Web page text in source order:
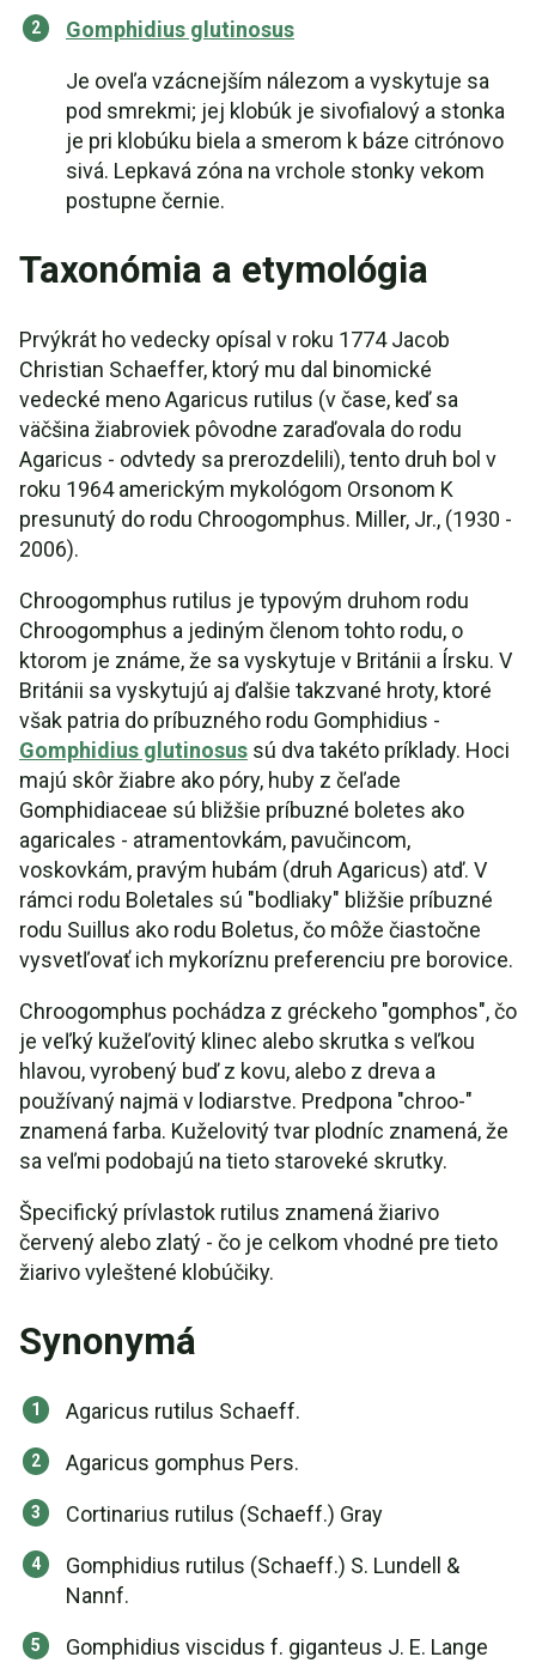
Gomphidius glutinosus
Je oveľa vzácnejším nálezom a vyskytuje sa
pod smrekmi; jej klobúk je sivofialový a stonka
je pri klobúku biela a smerom k báze citrónovo
sivá. Lepkavá zóna na vrchole stonky vekom
postupne černie.
Taxonómia a etymológia
Prvýkrát ho vedecky opísal v roku 1774 Jacob
Christian Schaeffer, ktorý mu dal binomické
vedecké meno Agaricus rutilus (v čase, keď sa
väčšina žiabroviek pôvodne zaraďovala do rodu
Agaricus - odvtedy sa prerozdelili), tento druh bol v
roku 1964 americkým mykológom Orsonom K
presunutý do rodu Chroogomphus. Miller, Jr., (1930 -
2006).
Chroogomphus rutilus je typovým druhom rodu
Chroogomphus a jediným členom tohto rodu, o
ktorom je známe, že sa vyskytuje v Británii a Írsku. V
Británii sa vyskytujú aj ďalšie takzvané hroty, ktoré
však patria do príbuzného rodu Gomphidius -
Gomphidius glutinosus sú dva takéto príklady. Hoci
majú skôr žiabre ako póry, huby z čeľade
Gomphidiaceae sú bližšie príbuzné boletes ako
agaricales - atramentovkám, pavučincom,
voskovkám, pravým hubám (druh Agaricus) atď. V
rámci rodu Boletales sú "bodliaky" bližšie príbuzné
rodu Suillus ako rodu Boletus, čo môže čiastočne
vysvetľovať ich mykoríznu preferenciu pre borovice.
Chroogomphus pochádza z gréckeho "gomphos", čo
je veľký kužeľovitý klinec alebo skrutka s veľkou
hlavou, vyrobený buď z kovu, alebo z dreva a
používaný najmä v lodiarstve. Predpona "chroo-"
znamená farba. Kuželovitý tvar plodníc znamená, že
sa veľmi podobajú na tieto staroveké skrutky.
Špecifický prívlastok rutilus znamená žiarivo
červený alebo zlatý - čo je celkom vhodné pre tieto
žiarivo vyleštené klobúčiky.
Synonymá
Agaricus rutilus Schaeff.
Agaricus gomphus Pers.
Cortinarius rutilus (Schaeff.) Gray
Gomphidius rutilus (Schaeff.) S. Lundell &
Nannf.
Gomphidius viscidus f. giganteus J. E. Lange